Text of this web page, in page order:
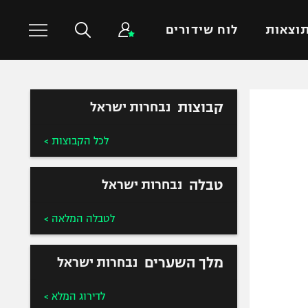
תוצאות לוח שידורים
כדורסל עולמי ענפים נוספים
כדורעף
שחייה
אגרוף
קבוצות נבחרות ישראל
לכל הקבוצות >
טבלה נבחרות ישראל
לטבלה המלאה >
מלך השערים נבחרות ישראל
לדירוג המלא >